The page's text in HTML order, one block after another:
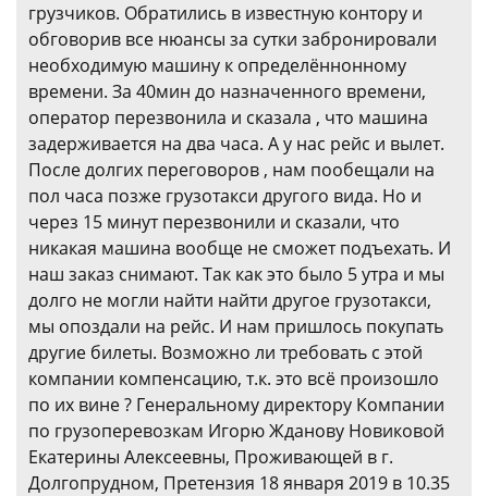
грузчиков. Обратились в известную контору и
обговорив все нюансы за сутки забронировали
необходимую машину к определённонному
времени. За 40мин до назначенного времени,
оператор перезвонила и сказала , что машина
задерживается на два часа. А у нас рейс и вылет.
После долгих переговоров , нам пообещали на
пол часа позже грузотакси другого вида. Но и
через 15 минут перезвонили и сказали, что
никакая машина вообще не сможет подъехать. И
наш заказ снимают. Так как это было 5 утра и мы
долго не могли найти найти другое грузотакси,
мы опоздали на рейс. И нам пришлось покупать
другие билеты. Возможно ли требовать с этой
компании компенсацию, т.к. это всё произошло
по их вине ? Генеральному директору Компании
по грузоперевозкам Игорю Жданову Новиковой
Екатерины Алексеевны, Проживающей в г.
Долгопрудном, Претензия 18 января 2019 в 10.35